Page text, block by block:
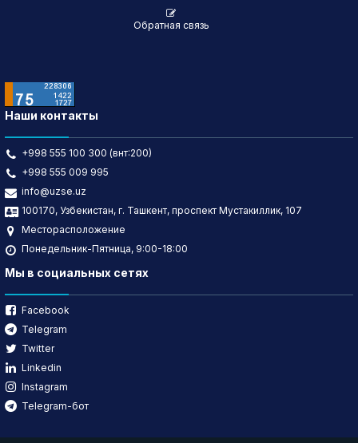
Обратная связь
Наши контакты
+998 555 100 300 (внт:200)
+998 555 009 995
info@uzse.uz
100170, Узбекистан, г. Ташкент, проспект Мустакиллик, 107
Месторасположение
Понедельник-Пятница, 9:00-18:00
Мы в социальных сетях
Facebook
Telegram
Twitter
Linkedin
Instagram
Telegram-бот